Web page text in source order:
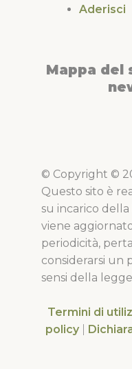
Aderisci
Mappa del
© Copyright ©
Questo sito è
su incarico
viene
periodicità,
considerarsi un
sensi della
Termini di
policy